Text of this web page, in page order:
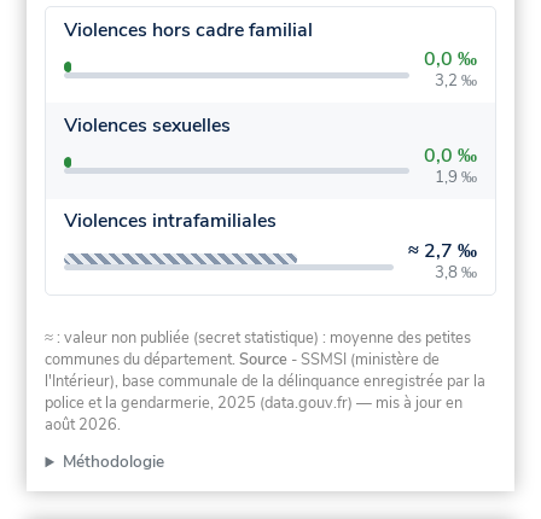
Violences hors cadre familial
0,0 ‰
3,2 ‰
Violences sexuelles
0,0 ‰
1,9 ‰
Violences intrafamiliales
≈ 2,7 ‰
3,8 ‰
≈ : valeur non publiée (secret statistique) : moyenne des petites
communes du département.Source - SSMSI (ministère de
l'Intérieur), base communale de la délinquance enregistrée par la
police et la gendarmerie, 2025 (data.gouv.fr) — mis à jour en
août 2026.
Méthodologie